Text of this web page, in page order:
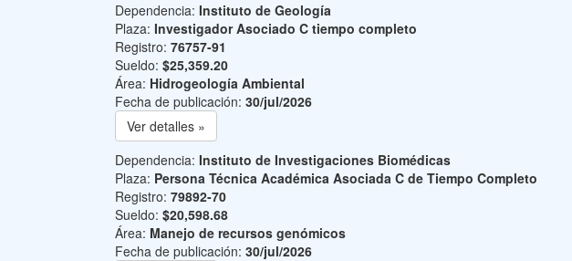
Dependencia: Instituto de Geología
Plaza: Investigador Asociado C tiempo completo
Registro: 76757-91
Sueldo: $25,359.20
Área: Hidrogeología Ambiental
Fecha de publicación: 30/jul/2026
Ver detalles »
Dependencia: Instituto de Investigaciones Biomédicas
Plaza: Persona Técnica Académica Asociada C de Tiempo Completo
Registro: 79892-70
Sueldo: $20,598.68
Área: Manejo de recursos genómicos
Fecha de publicación: 30/jul/2026